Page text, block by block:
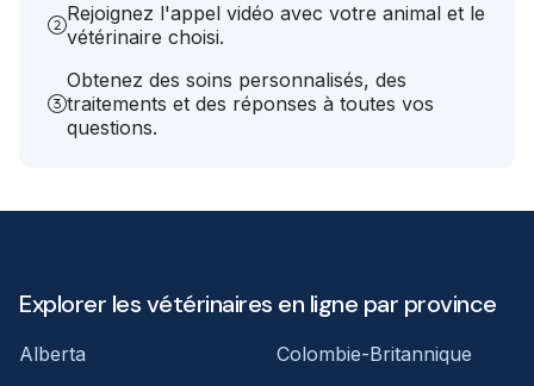
Rejoignez l'appel vidéo avec votre animal et le
vétérinaire choisi.
Obtenez des soins personnalisés, des
traitements et des réponses à toutes vos
questions.
Explorer les vétérinaires en ligne par province
Alberta Colombie-Britannique